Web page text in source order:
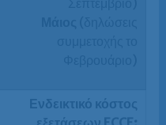
Ενδεικτικό κόστος